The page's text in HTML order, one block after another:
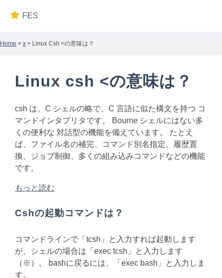
FES
Home > x > Linux Csh <の意味は？
Linux csh <の意味は？
csh は、C シェルの略で、C 言語に似た構文を持つ コ
マンドインタプリタです。 Bourne シェルにはない多
くの便利な 対話型の機能を備えています。 たとえ
ば、ファイル名の補完、コマンド別名指定、履歴置
換、ジョブ制御、多くの組み込みコマンドなどの機能
です。
もっと読む
Cshの起動コマンドは？
コマンドラインで「tcsh」と入力すれば起動します
が、シェルの場合は「exec tcsh」と入力します
（※）。 bashに戻るには、「exec bash」と入力しま
す。